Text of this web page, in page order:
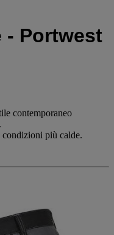
- Portwest
contemporaneo
condizioni più calde.